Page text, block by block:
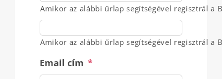
Amikor az alábbi űrlap segítségével regisztrál
Amikor az alábbi űrlap segítségével regisztrál
Email cím *